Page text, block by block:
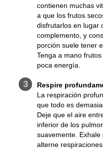
contienen muchas
a que los frutos
disfrutarlos en lugar
complemento, y
porción suele tener
Tenga a mano
poca energía.
Respire
La respiración
que todo es
Deje que el aire
inferior de los
suavemente. Exhale
alterne